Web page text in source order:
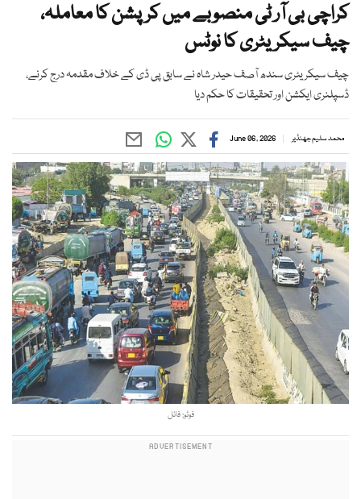
کراچی بی آر ٹی منصوبے میں کرپشن کا معاملہ،
چیف سیکریٹری کا نوٹس
چیف سیکریٹری سندھ آصف حیدر شاہ نے سابق پی ڈی کے خلاف مقدمہ درج کرنے،
ڈسپلنری ایکشن اور تحقیقات کا حکم دیا
محمد سلیم جھنڈیر June 06, 2026
فوٹو: فائل